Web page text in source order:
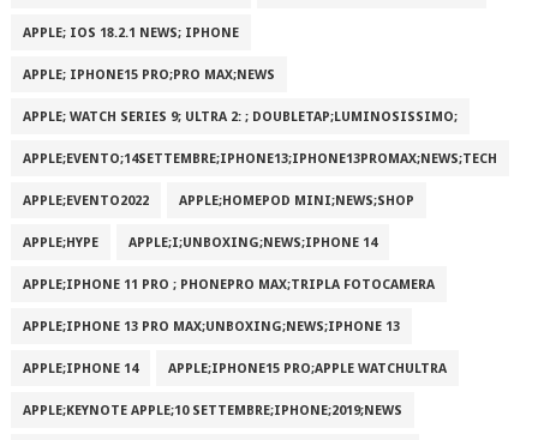
APPLE; IOS 18.2.1 NEWS; IPHONE
APPLE; IPHONE15 PRO;PRO MAX;NEWS
APPLE; WATCH SERIES 9; ULTRA 2: ; DOUBLETAP;LUMINOSISSIMO;
APPLE;EVENTO;14SETTEMBRE;IPHONE13;IPHONE13PROMAX;NEWS;TECH
APPLE;EVENTO2022 APPLE;HOMEPOD MINI;NEWS;SHOP
APPLE;HYPE APPLE;I;UNBOXING;NEWS;IPHONE 14
APPLE;IPHONE 11 PRO ; PHONEPRO MAX;TRIPLA FOTOCAMERA
APPLE;IPHONE 13 PRO MAX;UNBOXING;NEWS;IPHONE 13
APPLE;IPHONE 14 APPLE;IPHONE15 PRO;APPLE WATCHULTRA
APPLE;KEYNOTE APPLE;10 SETTEMBRE;IPHONE;2019;NEWS